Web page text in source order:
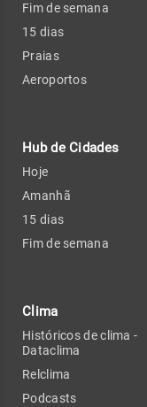
Fim de semana
15 dias
Praias
Aeroportos
Hub de Cidades
Hoje
Amanhã
15 dias
Fim de semana
Clima
Históricos de clima -
Dataclima
Relclima
Podcasts